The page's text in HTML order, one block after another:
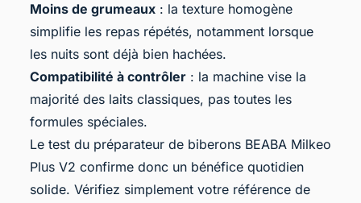
Moins de grumeaux: la texture homogène
simplifie les repas répétés, notamment lorsque
les nuits sont déjà bien hachées.
Compatibilité à contrôler: la machine vise la
majorité des laits classiques, pas toutes les
formules spéciales.
Le test du préparateur de biberons BEABAMilkeo
Plus V2 confirme donc un bénéfice quotidien
solide. Vérifiez simplement votre référence de